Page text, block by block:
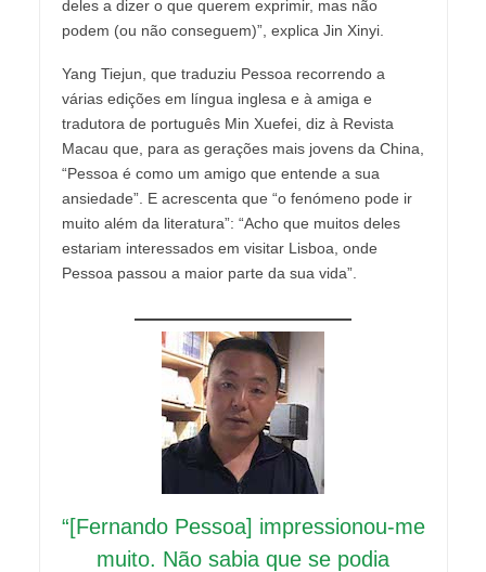
deles a dizer o que querem exprimir, mas não
podem (ou não conseguem)”, explica Jin Xinyi.
Yang Tiejun, que traduziu Pessoa recorrendo a
várias edições em língua inglesa e à amiga e
tradutora de português Min Xuefei, diz à Revista
Macau que, para as gerações mais jovens da China,
“Pessoa é como um amigo que entende a sua
ansiedade”. E acrescenta que “o fenómeno pode ir
muito além da literatura”: “Acho que muitos deles
estariam interessados em visitar Lisboa, onde
Pessoa passou a maior parte da sua vida”.
“[Fernando Pessoa] impressionou-me
muito. Não sabia que se podia